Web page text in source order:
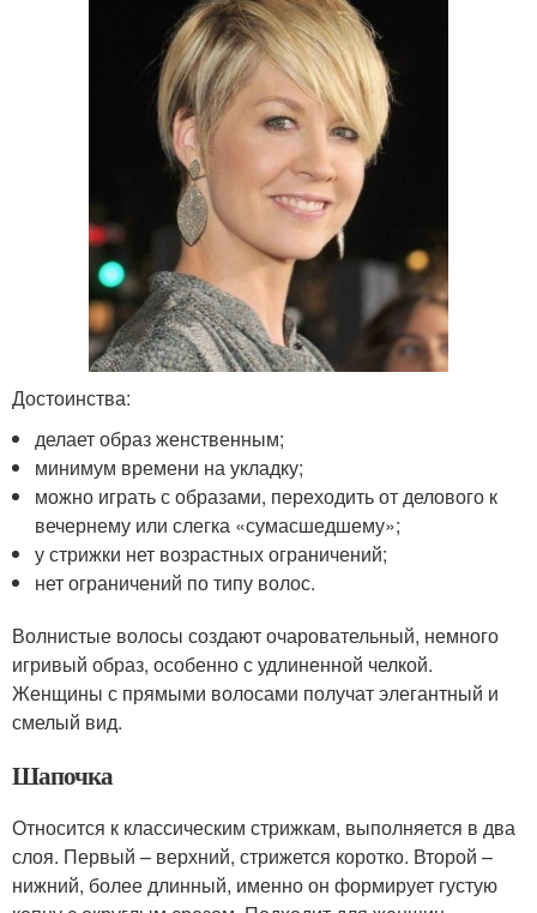
Достоинства:
делает образ женственным;
минимум времени на укладку;
можно играть с образами, переходить от делового к
вечернему или слегка «сумасшедшему»;
у стрижки нет возрастных ограничений;
нет ограничений по типу волос.
Волнистые волосы создают очаровательный, немного
игривый образ, особенно с удлиненной челкой.
Женщины с прямыми волосами получат элегантный и
смелый вид.
Шапочка
Относится к классическим стрижкам, выполняется в два
слоя. Первый – верхний, стрижется коротко. Второй –
нижний, более длинный, именно он формирует густую